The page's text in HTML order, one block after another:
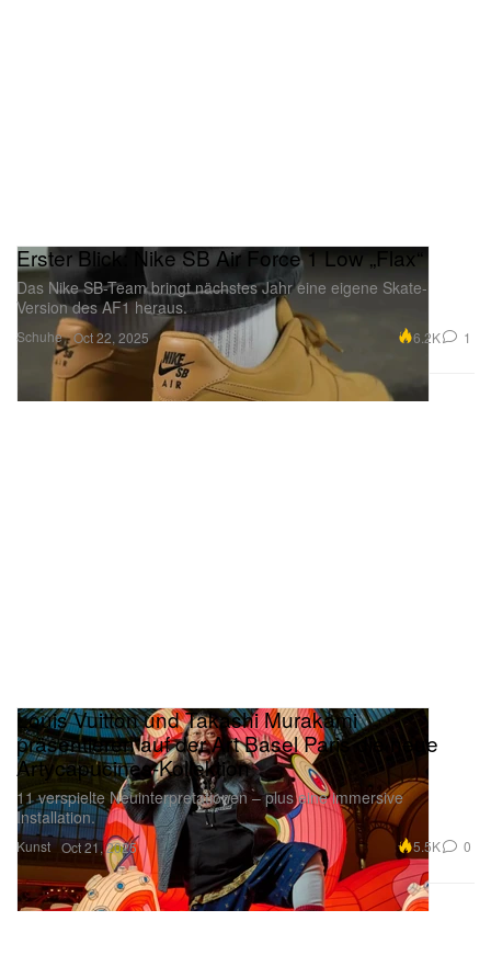
Schuhe
Erster Blick: Nike SB Air Force 1 Low „Flax“
Das Nike SB-Team bringt nächstes Jahr eine eigene Skate-
Version des AF1 heraus.
Oct 22, 2025 6.2K 1
Kunst
Louis Vuitton und Takashi Murakami
präsentieren auf der Art Basel Paris die neue
Artycapucines-Kollektion
11 verspielte Neuinterpretationen – plus eine immersive
Installation.
Oct 21, 2025 5.5K 0